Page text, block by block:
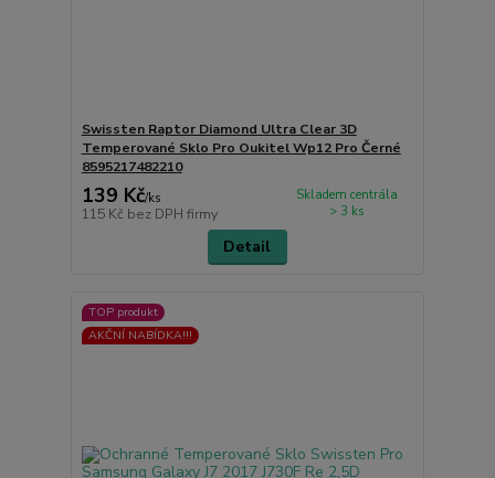
Swissten Raptor Diamond Ultra Clear 3D
Temperované Sklo Pro Oukitel Wp12 Pro Černé
8595217482210
139 Kč/ks
115 Kč bez DPH firmy
Skladem centrála
> 3 ks
Detail
TOP produkt
AKČNÍ NABÍDKA!!!